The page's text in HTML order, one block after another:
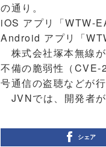
の通り。
iOS アプリ「WTW-
Android アプリ「
株式会社塚本無線
不備の脆弱性（
号通信の盗聴などが
JVNでは、開発者が
シェア